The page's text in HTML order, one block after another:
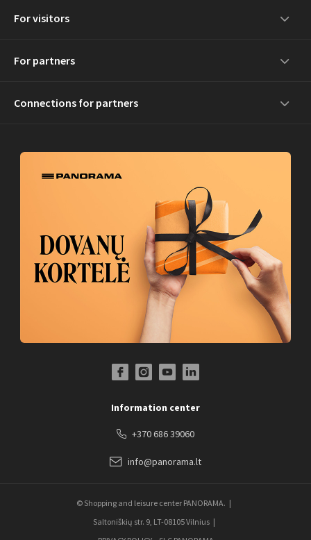
For visitors
For partners
Connections for partners
Information center
+370 686 39060
info@panorama.lt
© Shopping and leisure center PANORAMA.
Saltoniškių str. 9, LT-08105 Vilnius